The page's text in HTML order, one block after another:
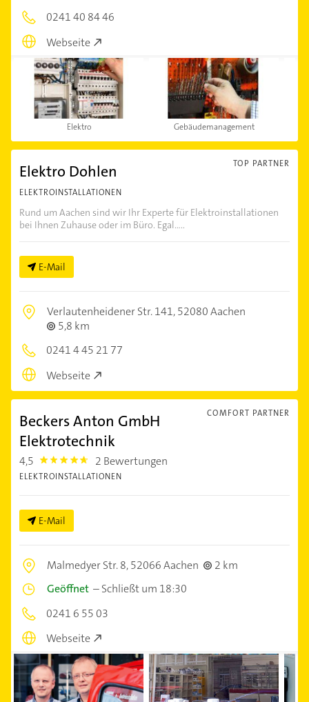
0241 40 84 46
Webseite
Elektro Gebäudemanagement
TOP PARTNER
Elektro Dohlen
ELEKTROINSTALLATIONEN
Rund um Aachen sind wir Ihr Experte für Elektroinstallationen
bei Ihnen Zuhause oder im Büro. Egal.....
E-Mail
Verlautenheidener Str. 141,52080 Aachen
5,8 km
0241 4 45 21 77
Webseite
COMFORT PARTNER
Beckers Anton GmbH
Elektrotechnik
4,5 4.5 2 Bewertungen
ELEKTROINSTALLATIONEN
E-Mail
Malmedyer Str. 8,52066 Aachen
2 km
Geöffnet –Schließt um 18:30
0241 6 55 03
Webseite